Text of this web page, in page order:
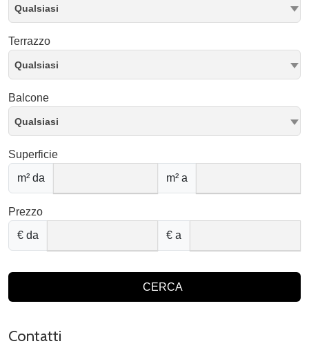
Qualsiasi
Terrazzo
Qualsiasi
Balcone
Qualsiasi
Superficie
m² da
m² a
Prezzo
€ da
€ a
CERCA
Contatti